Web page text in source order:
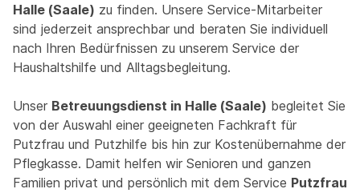
Halle (Saale) zu finden. Unsere Service-Mitarbeiter
sind jederzeit ansprechbar und beraten Sie individuell
nach Ihren Bedürfnissen zu unserem Service der
Haushaltshilfe und Alltagsbegleitung.
Unser Betreuungsdienst in Halle (Saale) begleitet Sie
von der Auswahl einer geeigneten Fachkraft für
Putzfrau und Putzhilfe bis hin zur Kostenübernahme der
Pflegkasse. Damit helfen wir Senioren und ganzen
Familien privat und persönlich mit dem Service Putzfrau